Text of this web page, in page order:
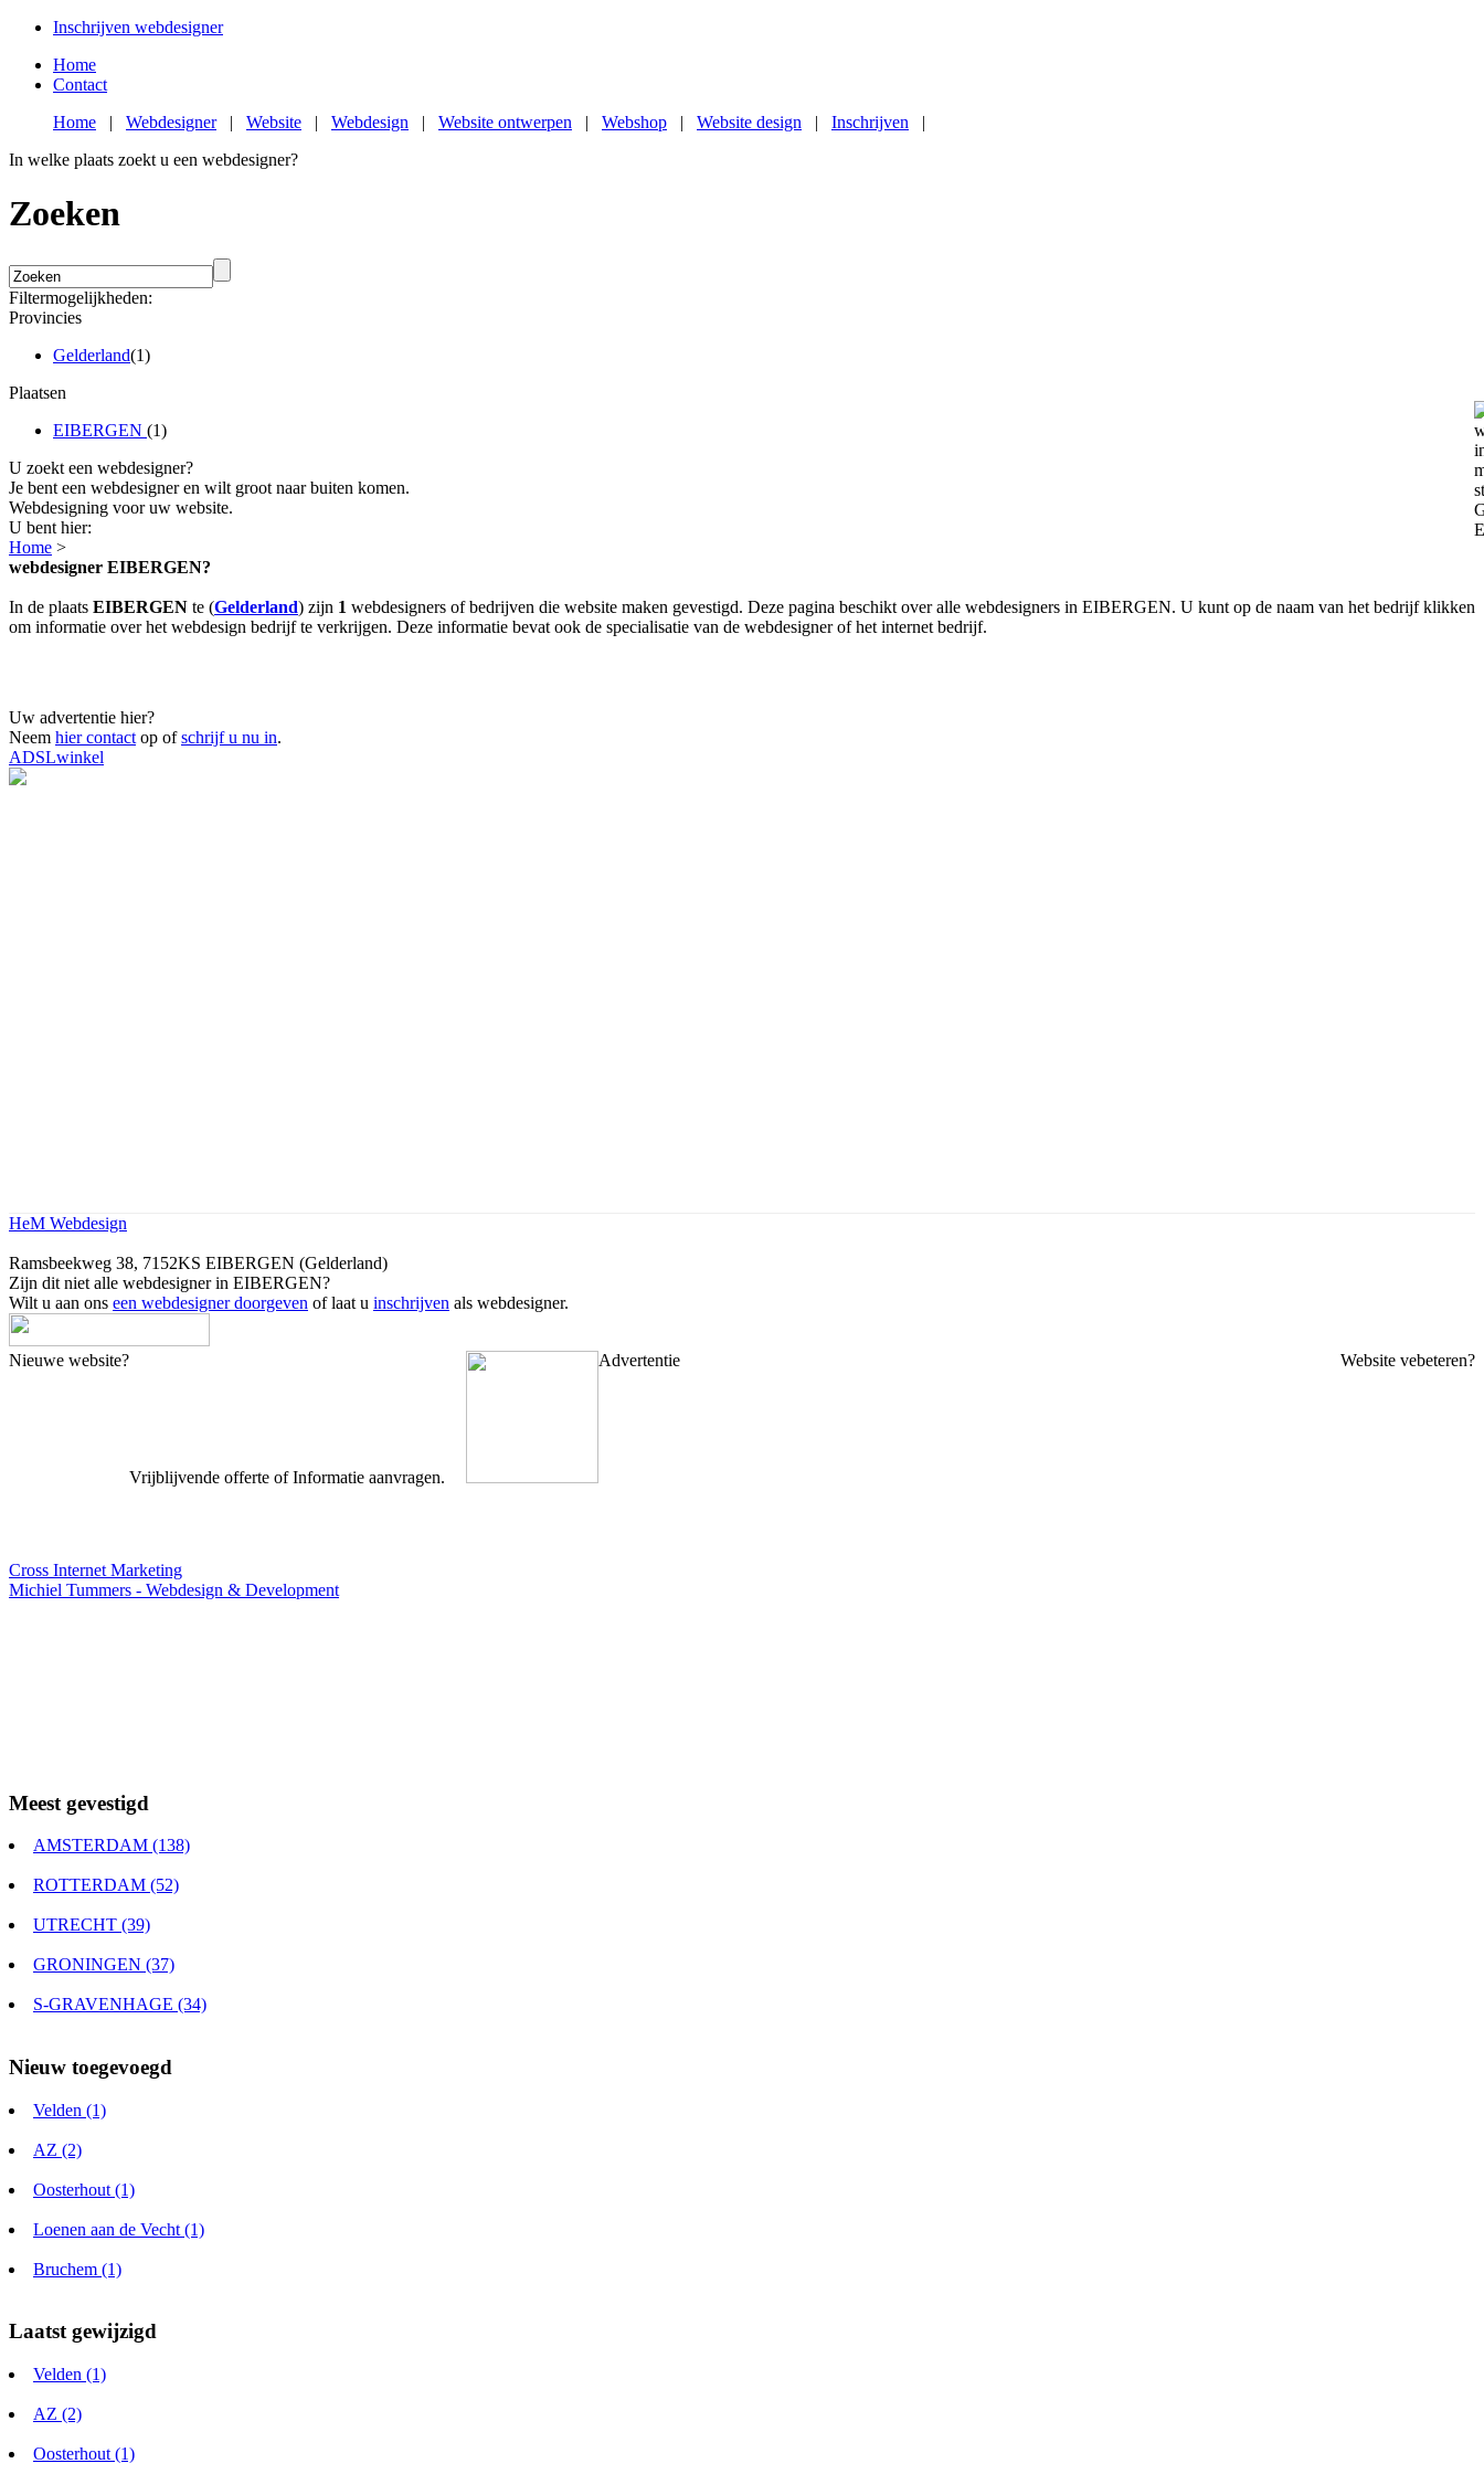
Inschrijven webdesigner
Home
Contact
Home | Webdesigner| Website | Webdesign | Website ontwerpen | Webshop | Website design | Inschrijven |
In welke plaats zoekt u een webdesigner?
Zoeken
Filtermogelijkheden:
Provincies
Gelderland(1)
Plaatsen
EIBERGEN (1)
U zoekt een webdesigner?
Je bent een webdesigner en wilt groot naar buiten komen.
Webdesigning voor uw website.
U bent hier:
Home >
webdesigner EIBERGEN?
In de plaats EIBERGEN te (Gelderland) zijn 1 webdesigners of bedrijven die website maken gevestigd. Deze pagina beschikt over alle webdesigners in EIBERGEN. U kunt op de naam van het bedrijf klikken
om informatie over het webdesign bedrijf te verkrijgen. Deze informatie bevat ook de specialisatie van de webdesigner of het internet bedrijf.
Uw advertentie hier?
Neem hier contact op ofschrijf u nu in.
ADSLwinkel
HeM Webdesign
Ramsbeekweg 38, 7152KS EIBERGEN (Gelderland)
Zijn dit niet alle webdesigner in EIBERGEN?
Wilt u aan ons een webdesigner doorgeven of laat u inschrijven als webdesigner.
Nieuwe website? Website vebeteren?
Vrijblijvende offerte of Informatie aanvragen.
Advertentie
Cross Internet Marketing
Michiel Tummers - Webdesign & Development
Meest gevestigd
AMSTERDAM (138)
ROTTERDAM (52)
UTRECHT (39)
GRONINGEN (37)
S-GRAVENHAGE (34)
Nieuw toegevoegd
Velden (1)
AZ (2)
Oosterhout (1)
Loenen aan de Vecht (1)
Bruchem (1)
Laatst gewijzigd
Velden (1)
AZ (2)
Oosterhout (1)